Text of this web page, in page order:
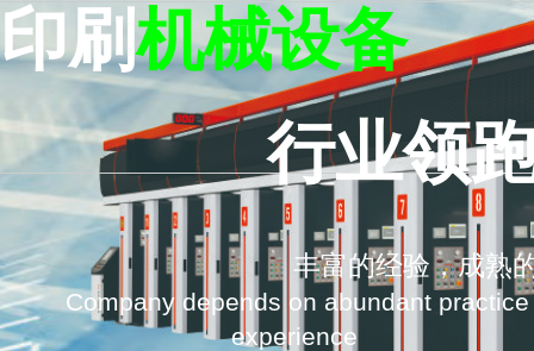
印刷机械设备
行业领
丰富的经验，成熟
Company depends on abundant practice
experience